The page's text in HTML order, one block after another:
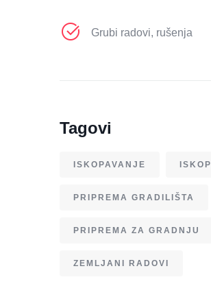
Grubi radovi, rušenja
Tagovi
ISKOPAVANJE ISKOPI
PRIPREMA GRADILIŠTA
PRIPREMA ZA GRADNJU
ZEMLJANI RADOVI